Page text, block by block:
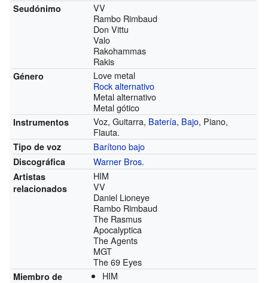
Seudónimo
VV
Rambo Rimbaud
Don Vittu
Valo
Rakohammas
Rakis
Género
Love metal
Rock alternativo
Metal alternativo
Metal gótico
Instrumentos Voz, Guitarra, Batería, Bajo, Piano,
Flauta.
Tipo de voz Barítono bajo
Discográfica Warner Bros.
Artistas
relacionados
HIM
VV
Daniel Lioneye
Rambo Rimbaud
The Rasmus
Apocalyptica
The Agents
MGT
The 69 Eyes
Miembro de
HIM